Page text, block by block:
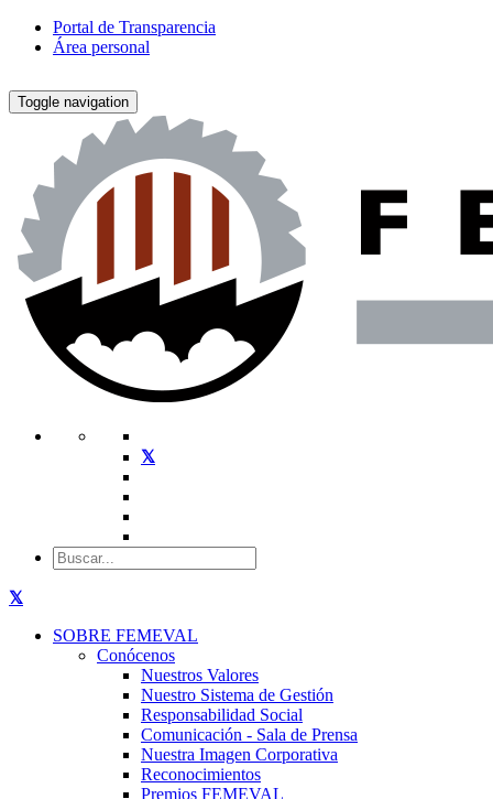
Portal de Transparencia
Área personal
Toggle navigation
SOBRE FEMEVAL
Conócenos
Nuestros Valores
Nuestro Sistema de Gestión
Responsabilidad Social
Comunicación - Sala de Prensa
Nuestra Imagen Corporativa
Reconocimientos
Premios FEMEVAL